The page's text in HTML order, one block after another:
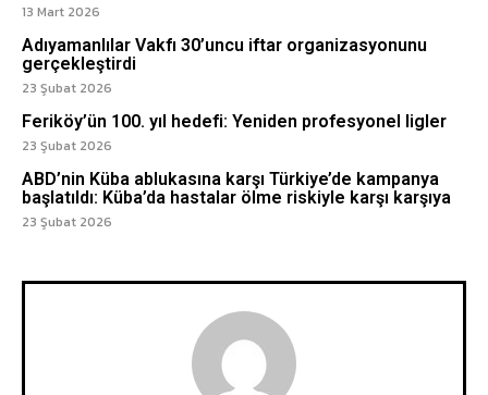
13 Mart 2026
Adıyamanlılar Vakfı 30’uncu iftar organizasyonunu
gerçekleştirdi
23 Şubat 2026
Feriköy’ün 100. yıl hedefi: Yeniden profesyonel ligler
23 Şubat 2026
ABD’nin Küba ablukasına karşı Türkiye’de kampanya
başlatıldı: Küba’da hastalar ölme riskiyle karşı karşıya
23 Şubat 2026